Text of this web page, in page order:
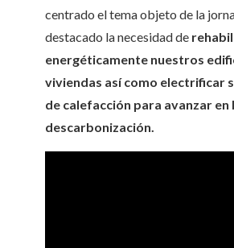
centrado el tema objeto de la
destacado la necesidad de
energéticamente nuestros
viviendas así como electrificar
de calefacción para avanzar en
descarbonización.